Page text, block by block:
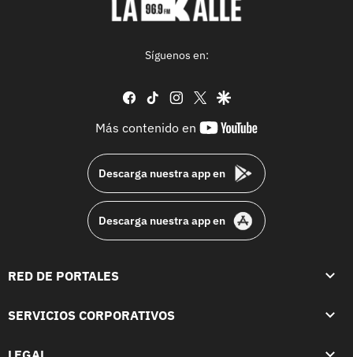
Síguenos en:
facebook
tiktok instagram
twittergoogle
Más contenido en
youtube-
Descarga nuestra app en
Descarga nuestra app en
RED DE PORTALES
SERVICIOS CORPORATIVOS